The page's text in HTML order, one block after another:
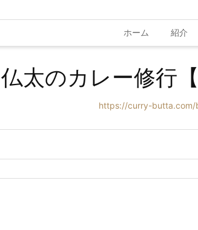
ホーム 紹介
仏太のカレー修行
https://curry-butta.com/